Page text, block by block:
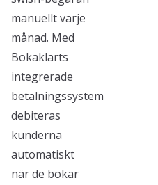
manuellt varje
månad. Med
Bokaklarts
integrerade
betalningssystem
debiteras
kunderna
automatiskt
när de bokar